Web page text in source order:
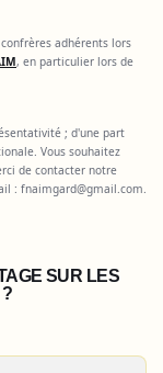
adhérents lors
, en particulier lors de
; d'une part
Vous souhaitez
de contacter notre
: fnaimgard@gmail.com.
SUR LES